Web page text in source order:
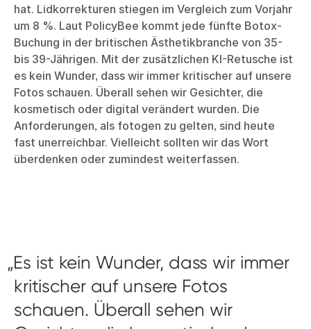
hat. Lidkorrekturen stiegen im Vergleich zum Vorjahr
um 8 %. Laut PolicyBee kommt jede fünfte Botox-
Buchung in der britischen Ästhetikbranche von 35-
bis 39-Jährigen. Mit der zusätzlichen KI-Retusche ist
es kein Wunder, dass wir immer kritischer auf unsere
Fotos schauen. Überall sehen wir Gesichter, die
kosmetisch oder digital verändert wurden. Die
Anforderungen, als fotogen zu gelten, sind heute
fast unerreichbar. Vielleicht sollten wir das Wort
überdenken oder zumindest weiterfassen.
Es ist kein Wunder, dass wir immer
kritischer auf unsere Fotos
schauen. Überall sehen wir